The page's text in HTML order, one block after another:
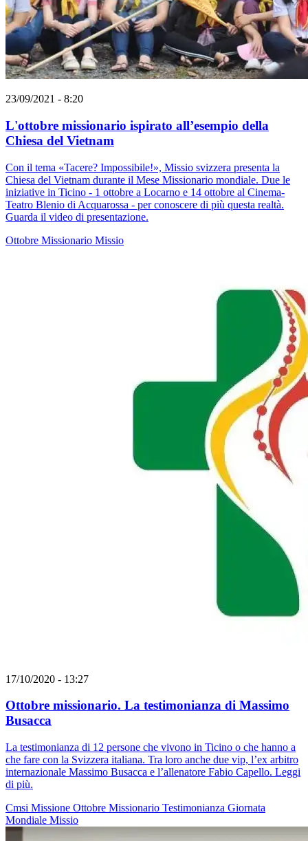
23/09/2021 - 8:20
L'ottobre missionario ispirato all’esempio della
Chiesa del Vietnam
Con il tema «Tacere? Impossibile!», Missio svizzera presenta la
Chiesa del Vietnam durante il Mese Missionario mondiale. Due le
iniziative in Ticino - 1 ottobre a Locarno e 14 ottobre al Cinema-
Teatro Blenio di Acquarossa - per conoscere di più questa realtà.
Guarda il video di presentazione.
Ottobre Missionario Missio
17/10/2020 - 13:27
Ottobre missionario. La testimonianza di Massimo
Busacca
La testimonianza di 12 persone che vivono in Ticino o che hanno a
che fare con la Svizzera italiana. Tra loro anche due vip, l’ex arbitro
internazionale Massimo Busacca e l’allenatore Fabio Capello. Leggi
di più.
Cmsi Missione Ottobre Missionario Testimonianza Giornata
Mondiale Missio